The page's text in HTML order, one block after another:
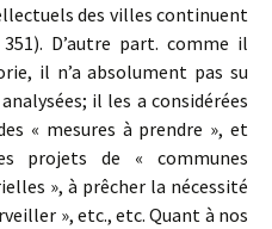
des villes continuent
D’autre part. comme il
il n’a absolument pas su
il les a considérées
« mesures à prendre », et
projets de « communes
», à prêcher la nécessité
», etc., etc. Quant à nos